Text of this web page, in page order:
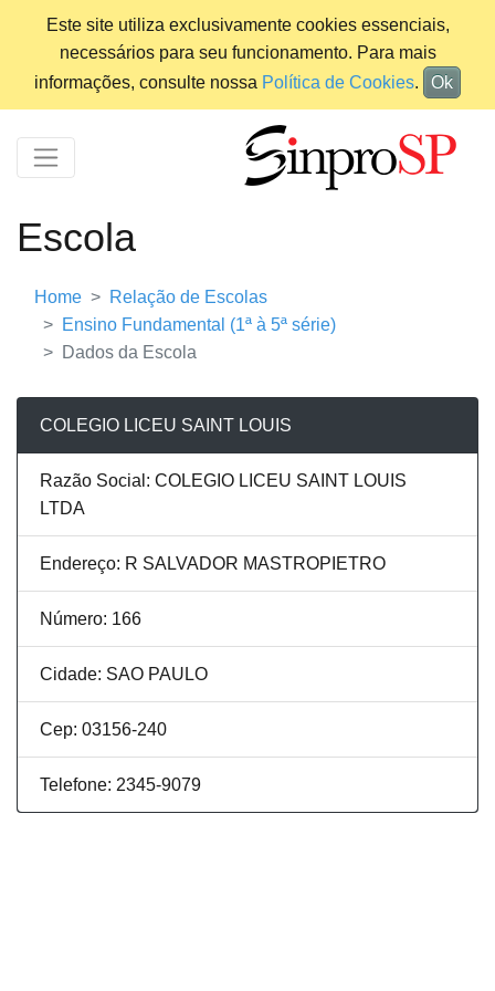
Este site utiliza exclusivamente cookies essenciais,
necessários para seu funcionamento. Para mais
informações, consulte nossa Política de Cookies. Ok
Escola
Home
Relação de Escolas
Ensino Fundamental (1ª à 5ª série)
Dados da Escola
COLEGIO LICEU SAINT LOUIS
Razão Social: COLEGIO LICEU SAINT LOUIS
LTDA
Endereço: R SALVADOR MASTROPIETRO
Número: 166
Cidade: SAO PAULO
Cep: 03156-240
Telefone: 2345-9079